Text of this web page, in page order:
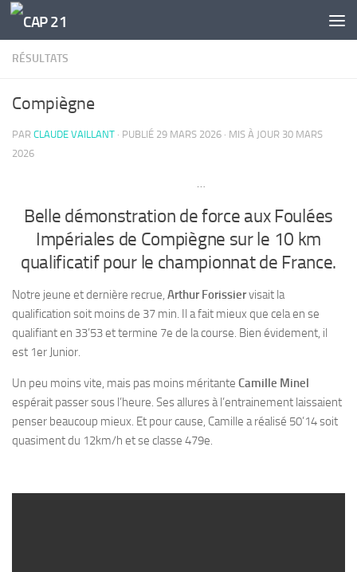
Skip to content
RÉSULTATS
Compiègne
PAR CLAUDE VAILLANT · PUBLIÉ 29 MARS 2026 · MIS À JOUR 30 MARS
2026
…
Belle démonstration de force aux Foulées
Impériales de Compiègne sur le 10 km
qualificatif pour le championnat de France.
Notre jeune et dernière recrue, Arthur Forissiervisait la
qualification soit moins de 37 min. Il a fait mieux que cela en se
qualifiant en 33’53 et termine 7e de la course. Bien évidement, il
est 1er Junior.
Un peu moins vite, mais pas moins méritante Camille Minel
espérait passer sous l’heure. Ses allures à l’entrainement laissaient
penser beaucoup mieux. Et pour cause, Camille a réalisé 50’14 soit
quasiment du 12km/h et se classe 479e.